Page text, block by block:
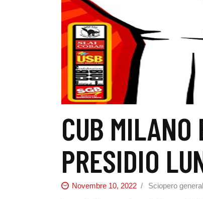
CUB MILANO
PRESIDIO
Novembre 10, 2022 Sciopero